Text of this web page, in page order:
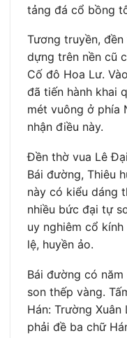
tảng đá cổ bồng
Tương truyền,
dựng trên nền cũ
Cố đô Hoa Lư.
đã tiến hành khai
mét vuông ở phía
nhận điều này.
Đền thờ vua Lê
Bái đường, Thiêu
này có kiểu dáng
nhiều bức đại tự
uy nghiêm cổ
lệ, huyền ảo.
Bái đường có
son thếp vàng.
Hán: Trường
phải đề ba chữ